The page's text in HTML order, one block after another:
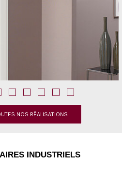
NOS RÉALISATIONS
INDUSTRIELS